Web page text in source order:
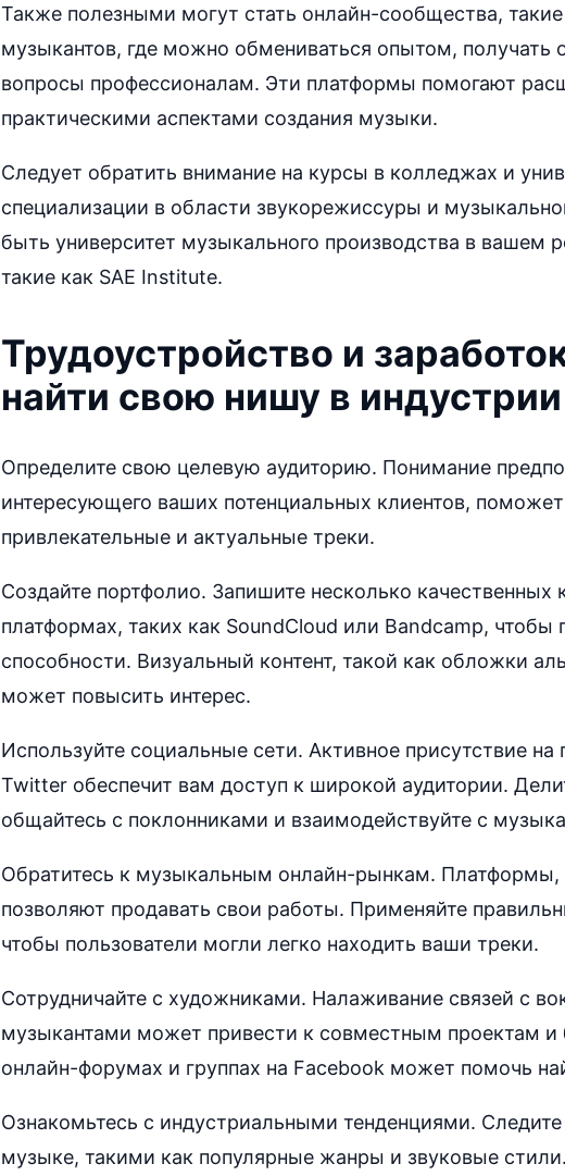
Также полезными могут стать онлайн-сообщества,
музыкантов, где можно обмениваться опытом, получать
вопросы профессионалам. Эти платформы помогают
практическими аспектами создания музыки.
Следует обратить внимание на курсы в колледжах и
специализации в области звукорежиссуры и
быть университет музыкального производства в
такие как SAE Institute.
Трудоустройство и
найти свою нишу в индустрии
Определите свою целевую аудиторию. Понимание
интересующего ваших потенциальных клиентов,
привлекательные и актуальные треки.
Создайте портфолио. Запишите несколько
платформах, таких как SoundCloud или Bandcamp, чтобы
способности. Визуальный контент, такой как обложки
может повысить интерес.
Используйте социальные сети. Активное присутствие
Twitter обеспечит вам доступ к широкой аудитории.
общайтесь с поклонниками и взаимодействуйте с
Обратитесь к музыкальным онлайн-рынкам. Платформы,
позволяют продавать свои работы. Применяйте
чтобы пользователи могли легко находить ваши треки.
Сотрудничайте с художниками. Налаживание связей с
музыкантами может привести к совместным проектам и
онлайн-форумах и группах на Facebook может помочь
Ознакомьтесь с индустриальными тенденциями.
музыке, такими как популярные жанры и звуковые